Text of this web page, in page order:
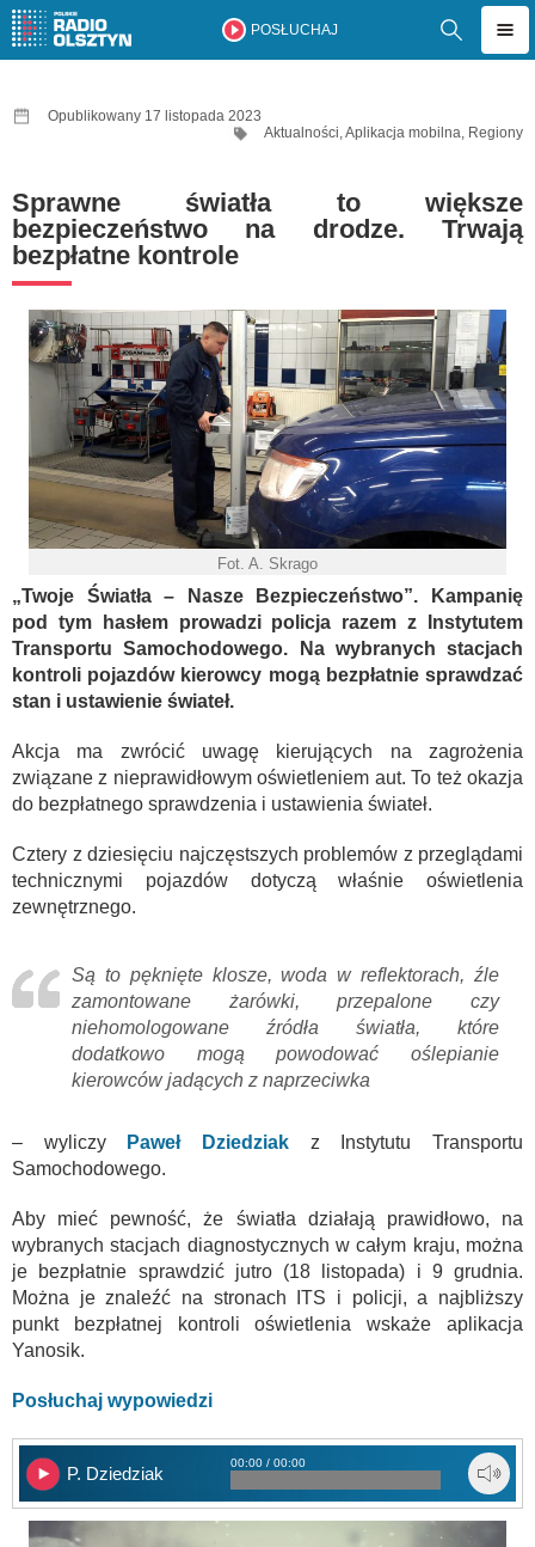
POSŁUCHAJ
Opublikowany 17 listopada 2023
Aktualności,Aplikacja mobilna, Regiony
Sprawne światła to większe
bezpieczeństwo na drodze. Trwają
bezpłatne kontrole
Fot. A. Skrago
„Twoje Światła – Nasze Bezpieczeństwo”. Kampanię
pod tym hasłem prowadzi policja razem z Instytutem
Transportu Samochodowego. Na wybranych stacjach
kontroli pojazdów kierowcy mogą bezpłatnie sprawdzać
stan i ustawienie świateł.
Akcja ma zwrócić uwagę kierujących na zagrożenia
związane z nieprawidłowym oświetleniem aut. To też okazja
do bezpłatnego sprawdzenia i ustawienia świateł.
Cztery z dziesięciu najczęstszych problemów z przeglądami
technicznymi pojazdów dotyczą właśnie oświetlenia
zewnętrznego.
Są to pęknięte klosze, woda w reflektorach, źle
zamontowane żarówki, przepalone czy
niehomologowane źródła światła, które
dodatkowo mogą powodować oślepianie
kierowców jadących z naprzeciwka
– wyliczy Paweł Dziedziak z Instytutu Transportu
Samochodowego.
Aby mieć pewność, że światła działają prawidłowo, na
wybranych stacjach diagnostycznych w całym kraju, można
je bezpłatnie sprawdzić jutro (18 listopada) i 9 grudnia.
Można je znaleźć na stronach ITS i policji, a najbliższy
punkt bezpłatnej kontroli oświetlenia wskaże aplikacja
Yanosik.
Posłuchaj wypowiedzi
P. Dziedziak
00:00 / 00:00